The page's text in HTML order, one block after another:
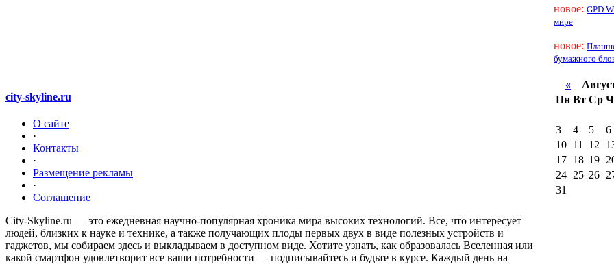
новое: GPD
мире
новое:
бумажного
city-skyline.ru
О сайте
·
Контакты
·
Размещение рекламы
·
Соглашение
City-Skyline.ru — это ежедневная научно-популярная хроника мира высоких технологий. Все, что интересует
людей, близких к науке и технике, а также получающих плоды первых двух в виде полезных устройств и
гаджетов, мы собираем здесь и выкладываем в доступном виде. Хотите узнать, как образовалась Вселенная или
какой смартфон удовлетворит все ваши потребности — подписывайтесь и будьте в курсе. Каждый день на
«
Пн Вт Ср
3 4 5
6
10 11 12
17 18 19
24 25 26
31